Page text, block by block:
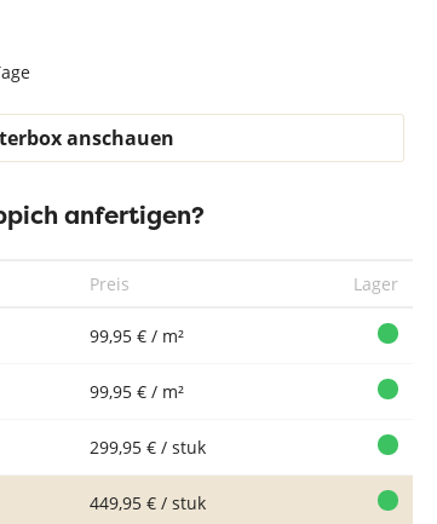
anschauen
anfertigen?
Preis Lager
99,95 € / m²
99,95 € / m²
299,95 € / stuk
449,95 € / stuk